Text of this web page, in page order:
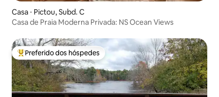
Casa ⋅ Pictou, Subd. C
Casa de Praia Moderna Privada: NS Ocean Views
Entre os melhores preferidos dos hóspedes
Preferido dos hóspedes